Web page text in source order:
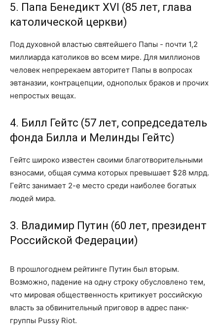
5. Папа Бенедикт XVI (85 лет, глава
католической церкви)
Под духовной властью святейшего Папы - почти 1,2
миллиарда католиков во всем мире. Для миллионов
человек непререкаем авторитет Папы в вопросах
эвтаназии, контрацепции, однополых браков и прочих
непростых вещах.
4. Билл Гейтс (57 лет, сопредседатель
фонда Билла и Мелинды Гейтс)
Гейтс широко известен своими благотворительными
взносами, общая сумма которых превышает $28 млрд.
Гейтс занимает 2-е место среди наиболее богатых
людей мира.
3. Владимир Путин (60 лет, президент
Российской Федерации)
В прошлогоднем рейтинге Путин был вторым.
Возможно, падение на одну строку обусловлено тем,
что мировая общественность критикует российскую
власть за обвинительный приговор в адрес панк-
группы Pussy Riot.